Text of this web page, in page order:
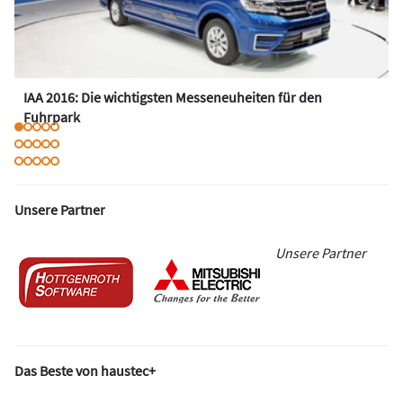
IAA 2016: Die wichtigsten Messeneuheiten für den
Fuhrpark
Unsere Partner
Unsere Partner
Das Beste von haustec+